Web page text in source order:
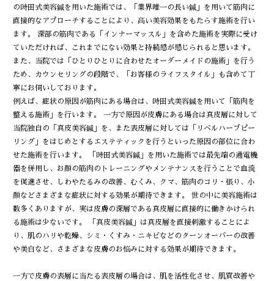
の時田式美容鍼を用いた施術では、「業界唯一の長い鍼」を用いて筋肉に
直接的なアプローチすることにより、高い美容効果をもたらす施術を行い
ます。 深部の筋肉である「インナーマッスル」を含めた施術を実際に受け
ていただければ、これまでにない効果と持続感が感じられると思います。
また、当院では「ひとりひとりに合わせたオーダーメイドの施術」を行う
ため、カウンセリングの段階で、「お客様のライフスタイル」も含めて丁
寧にお伺いしております。
例えば、症状の原因が筋肉にある場合は、時田式美容鍼を用いて「筋肉を
整える施術」を行います。 一方で原因が皮膚にある場合は真皮層に対して
当院独自の「真皮美容鍼」を、また表皮層に対しては「リベルハーブピー
リング」をはじめとするエステティックを行うといった原因の部位に合わ
せた施術を行います。 「時田式美容鍼」を用いた施術では最先端の通電機
器を併用し、お顔の筋肉のトレーニングやメンテナンスを行うことで血流
を促進させ、しわやたるみの改善、むくみ、クマ、筋肉のコリ・張り、小
顔などさまざまな症状に対する効果が期待できます。 世の中に美容施術は
数多くありますが、実は皮膚の深層である真皮層に直接的に働きかけられ
る施術は少ないです。 「真皮美容鍼」は真皮層を直接刺激することによ
り、肌のハリや乾燥、シミ・くすみ・ニキビなどのターンオーバーの改善
や美白など、さまざまな皮膚のお悩みに対する効果が期待できます。
一方で皮膚の表層に当たる表皮層の場合は、肌を活性化させ、肌質改善や